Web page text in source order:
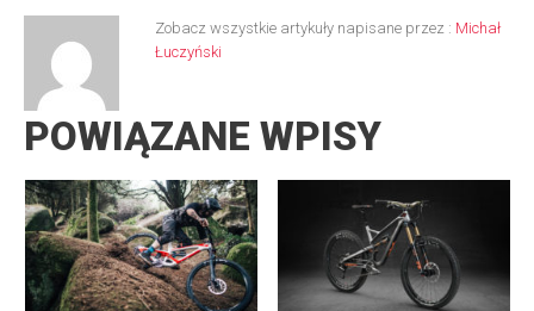
Zobacz wszystkie artykuły napisane przez : Michał
Łuczyński
POWIĄZANE WPISY